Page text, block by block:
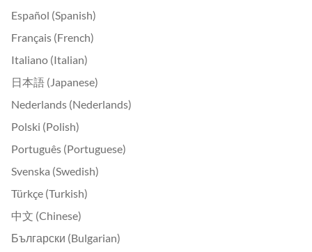
Español (Spanish)
Français (French)
Italiano (Italian)
日本語 (Japanese)
Nederlands (Nederlands)
Polski (Polish)
Português (Portuguese)
Svenska (Swedish)
Türkçe (Turkish)
中文 (Chinese)
Български (Bulgarian)